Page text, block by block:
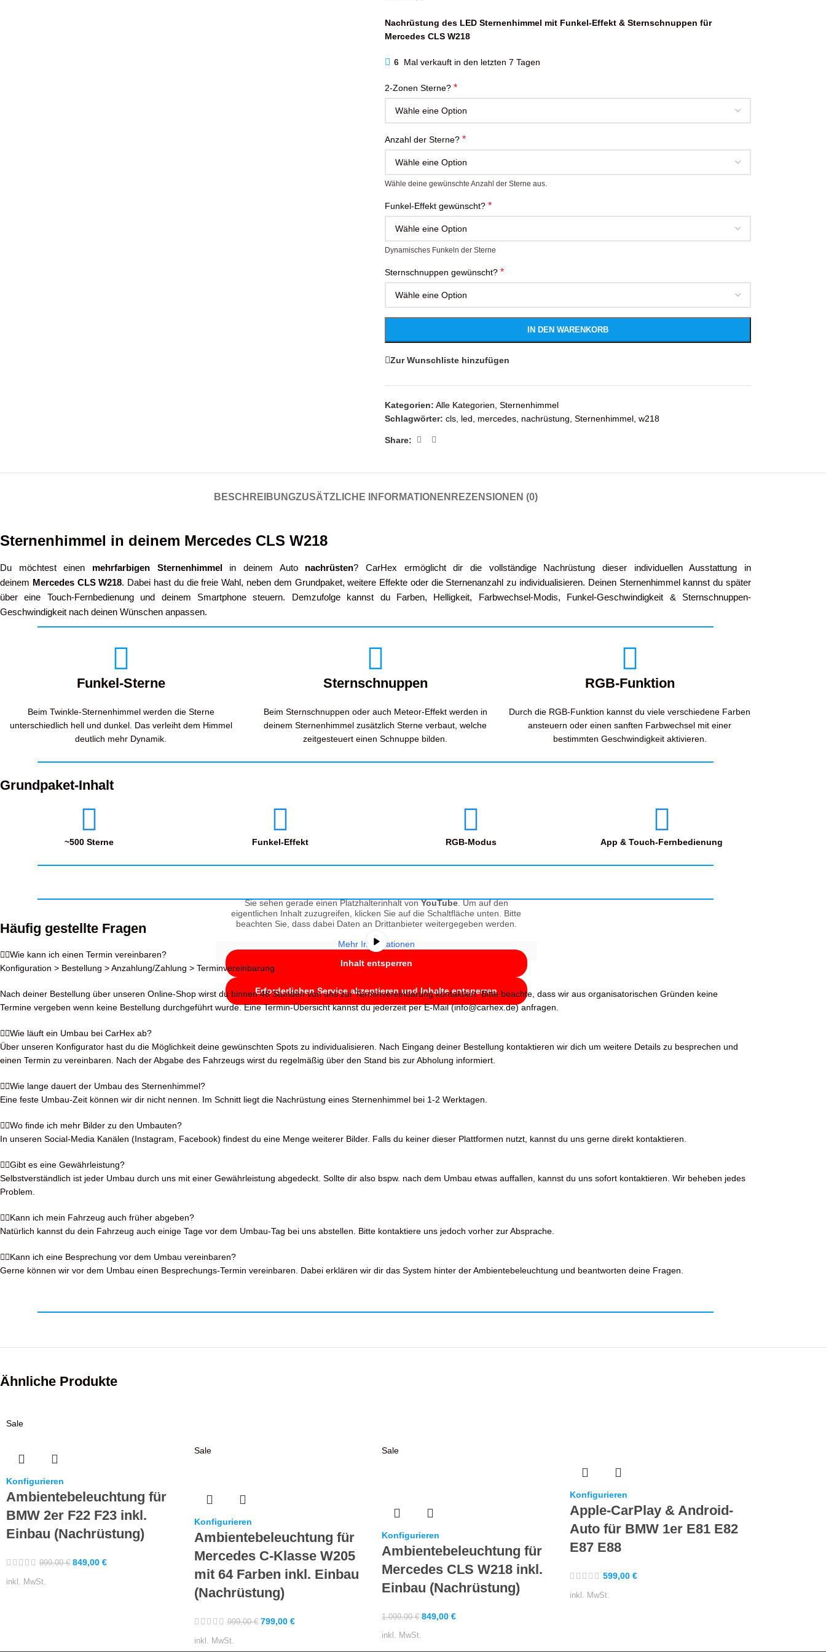
Nachrüstung des LED Sternenhimmel mit Funkel-Effekt & Sternschnuppen für
Mercedes CLS W218
6 Mal verkauft in den letzten 7 Tagen
2-Zonen Sterne? *
Anzahl der Sterne? *
Wähle deine gewünschte Anzahl der Sterne aus.
Funkel-Effekt gewünscht? *
Dynamisches Funkeln der Sterne
Sternschnuppen gewünscht? *
IN DEN WARENKORB
Zur Wunschliste hinzufügen
Kategorien: Alle Kategorien Sternenhimmel
Schlagwörter: cls, led mercedes, nachrüstung Sternenhimmel, w218
Share:
BESCHREIBUNGZUSÄTZLICHE INFORMATIONEN REZENSIONEN (0)
Sternenhimmel in deinem Mercedes CLS W218
Du möchtest einen mehrfarbigen Sternenhimmelin deinem Auto nachrüsten? CarHex ermöglicht dir die vollständige Nachrüstung dieser individuellen Ausstattung in
deinem Mercedes CLS W218. Dabei hast du die freie Wahl, neben dem Grundpaket, weitere Effekte oder die Sternenanzahl zu individualisieren. Deinen Sternenhimmel kannst du später
über eine Touch-Fernbedienung und deinem Smartphone steuern. Demzufolge kannst du Farben, Helligkeit, Farbwechsel-Modis, Funkel-Geschwindigkeit & Sternschnuppen-
Geschwindigkeit nach deinen Wünschen anpassen.
Funkel-Sterne
Beim Twinkle-Sternenhimmel werden die Sterne
unterschiedlich hell und dunkel. Das verleiht dem Himmel
deutlich mehr Dynamik.
Sternschnuppen
Beim Sternschnuppen oder auch Meteor-Effekt werden in
deinem Sternenhimmel zusätzlich Sterne verbaut, welche
zeitgesteuert einen Schnuppe bilden.
RGB-Funktion
Durch die RGB-Funktion kannst du viele verschiedene Farben
ansteuern oder einen sanften Farbwechsel mit einer
bestimmten Geschwindigkeit aktivieren.
Grundpaket-Inhalt
~500 Sterne Funkel-Effekt RGB-Modus App & Touch-Fernbedienung
Sie sehen gerade einen Platzhalterinhalt vonYouTube. Um auf den
eigentlichen Inhalt zuzugreifen, klicken Sie auf die Schaltfläche unten. Bitte
beachten Sie, dass dabei Daten an Drittanbieter weitergegeben werden.
Mehr Informationen
Inhalt entsperren
Erforderlichen Service akzeptieren und Inhalte entsperren
Häufig gestellte Fragen
Wie kann ich einen Termin vereinbaren?
Konfiguration > Bestellung > Anzahlung/Zahlung > Terminvereinbarung.
Nach deiner Bestellung über unseren Online-Shop wirst du binnen 48 Stunden von uns zur Terminvereinbarung kontaktiert. Bitte beachte, dass wir aus organisatorischen Gründen keine
Termine vergeben wenn keine Bestellung durchgeführt wurde. Eine Termin-Übersicht kannst du jederzeit per E-Mail (info@carhex.de) anfragen.
Wie läuft ein Umbau bei CarHex ab?
Über unseren Konfigurator hast du die Möglichkeit deine gewünschten Spots zu individualisieren. Nach Eingang deiner Bestellung kontaktieren wir dich um weitere Details zu besprechen und
einen Termin zu vereinbaren. Nach der Abgabe des Fahrzeugs wirst du regelmäßig über den Stand bis zur Abholung informiert.
Wie lange dauert der Umbau des Sternenhimmel?
Eine feste Umbau-Zeit können wir dir nicht nennen. Im Schnitt liegt die Nachrüstung eines Sternenhimmel bei 1-2 Werktagen.
Wo finde ich mehr Bilder zu den Umbauten?
In unseren Social-Media Kanälen (Instagram, Facebook) findest du eine Menge weiterer Bilder. Falls du keiner dieser Plattformen nutzt, kannst du uns gerne direkt kontaktieren.
Gibt es eine Gewährleistung?
Selbstverständlich ist jeder Umbau durch uns mit einer Gewährleistung abgedeckt. Sollte dir also bspw. nach dem Umbau etwas auffallen, kannst du uns sofort kontaktieren. Wir beheben jedes
Problem.
Kann ich mein Fahrzeug auch früher abgeben?
Natürlich kannst du dein Fahrzeug auch einige Tage vor dem Umbau-Tag bei uns abstellen. Bitte kontaktiere uns jedoch vorher zur Absprache.
Kann ich eine Besprechung vor dem Umbau vereinbaren?
Gerne können wir vor dem Umbau einen Besprechungs-Termin vereinbaren. Dabei erklären wir dir das System hinter der Ambientebeleuchtung und beantworten deine Fragen.
Ähnliche Produkte
Sale
Konfigurieren
Ambientebeleuchtung für
BMW 2er F22 F23 inkl.
Einbau (Nachrüstung)
999,00€ 849,00 €
inkl. MwSt.
Sale
Konfigurieren
Ambientebeleuchtung für
Mercedes C-Klasse W205
mit 64 Farben inkl. Einbau
(Nachrüstung)
999,00€ 799,00 €
inkl. MwSt.
Sale
Konfigurieren
Ambientebeleuchtung für
Mercedes CLS W218 inkl.
Einbau (Nachrüstung)
1.099,00€ 849,00 €
inkl. MwSt.
Konfigurieren
Apple-CarPlay & Android-
Auto für BMW 1er E81 E82
E87 E88
599,00 €
inkl. MwSt.